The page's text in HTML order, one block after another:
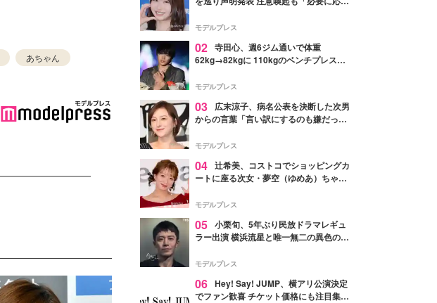
あちゃん
た。
モデルプレス
02 寺田心、週6ジム通いで体重
62kg→82kgに 110kgのベンチプレス持
「かっこいい」と反響
モデルプレス
03
広末涼子、病名公表を決断した次男
からの言葉「言い訳にするのも嫌だっ
モデルプレス
04 辻希美、コストコでショッピングカ
ートに座る次女・夢空（ゆめあ）ちゃん
ぎ」「成長を感じる」の声
モデルプレス
05 小栗旬、5年ぶり民放ドラマレギュ
ラー出演 横浜流星と唯一無二の異色のバ
モデルプレス
06 Hey! Say! JUMP、横アリ公演決定
でファン歓喜 チケット価格にも注目集ま